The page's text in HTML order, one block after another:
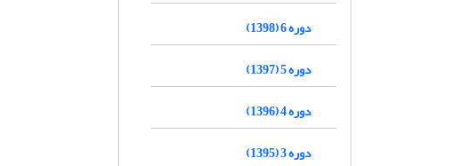
دوره 6 (1398)
دوره 5 (1397)
دوره 4 (1396)
دوره 3 (1395)